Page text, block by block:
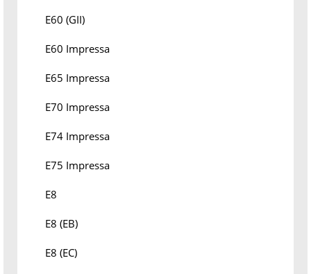
E60 (GII)
E60 Impressa
E65 Impressa
E70 Impressa
E74 Impressa
E75 Impressa
E8
E8 (EB)
E8 (EC)